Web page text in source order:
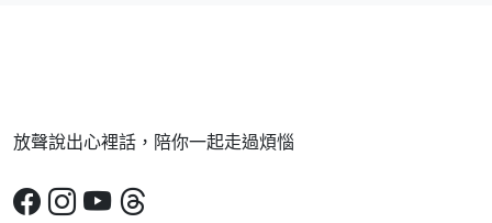
放聲說出心裡話，陪你一起走過煩惱